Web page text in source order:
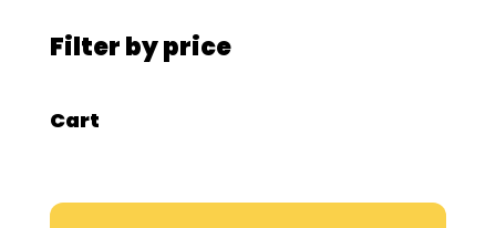
Filter by price
Cart